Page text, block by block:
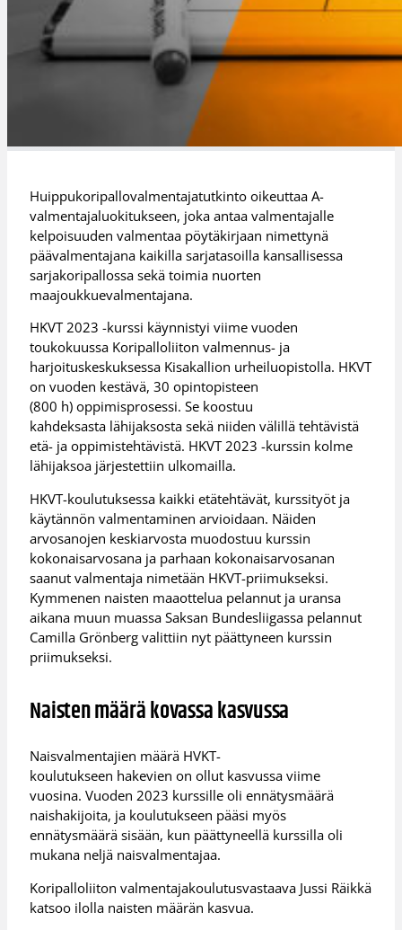
Huippukoripallovalmentajatutkinto oikeuttaa A-
valmentajaluokitukseen, joka antaa valmentajalle
kelpoisuuden valmentaa pöytäkirjaan nimettynä
päävalmentajana kaikilla sarjatasoilla kansallisessa
sarjakoripallossa sekä toimia nuorten
maajoukkuevalmentajana.
HKVT 2023 -kurssi käynnistyi viime vuoden
toukokuussa Koripalloliiton valmennus- ja
harjoituskeskuksessa Kisakallion urheiluopistolla. HKVT
on vuoden kestävä, 30 opintopisteen
(800 h) oppimisprosessi. Se koostuu
kahdeksasta lähijaksosta sekä niiden välillä tehtävistä
etä- ja oppimistehtävistä. HKVT 2023 -kurssin kolme
lähijaksoa järjestettiin ulkomailla.
HKVT-koulutuksessa kaikki etätehtävät, kurssityöt ja
käytännön valmentaminen arvioidaan. Näiden
arvosanojen keskiarvosta muodostuu kurssin
kokonaisarvosana ja parhaan kokonaisarvosanan
saanut valmentaja nimetään HKVT-priimukseksi.
Kymmenen naisten maaottelua pelannut ja uransa
aikana muun muassa Saksan Bundesliigassa pelannut
Camilla Grönberg valittiin nyt päättyneen kurssin
priimukseksi.
Naisten määrä kovassa kasvussa
Naisvalmentajien määrä HVKT-
koulutukseen hakevien on ollut kasvussa viime
vuosina. Vuoden 2023 kurssille oli ennätysmäärä
naishakijoita, ja koulutukseen pääsi myös
ennätysmäärä sisään, kun päättyneellä kurssilla oli
mukana neljä naisvalmentajaa.
Koripalloliiton valmentajakoulutusvastaava Jussi Räikkä
katsoo ilolla naisten määrän kasvua.